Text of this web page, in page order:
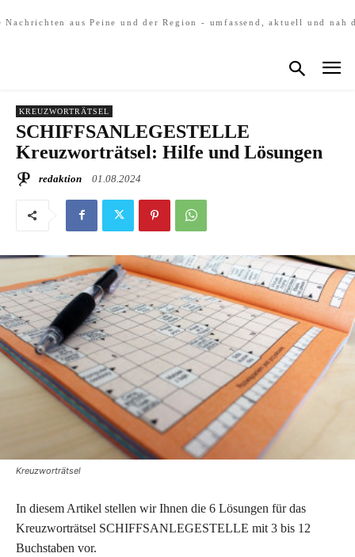
Nachrichten aus Peine und der Region - umfassend, aktuell und nah
KREUZWORTRÄTSEL
SCHIFFSANLEGESTELLE
Kreuzworträtsel: Hilfe und Lösungen
redaktion 01.08.2024
Kreuzworträtsel
In diesem Artikel stellen wir Ihnen die 6 Lösungen für das
Kreuzworträtsel SCHIFFSANLEGESTELLE mit 3 bis 12
Buchstaben vor.